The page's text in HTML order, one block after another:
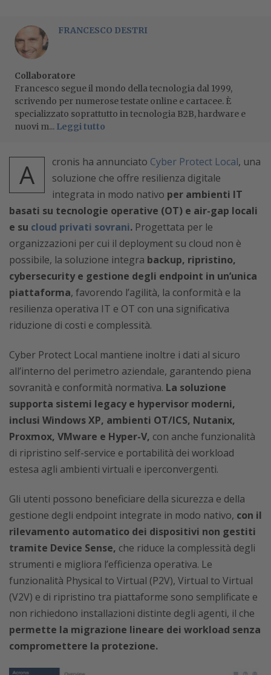
FRANCESCO DESTRI
Collaboratore
Francesco segue il mondo della tecnologia dal 1999,
scrivendo per numerose testate online e cartacee. È
specializzato soprattutto in tecnologia B2B, hardware e
nuovi m... Leggi tutto
A cronis ha annunciato Cyber Protect Local, una
soluzione che offre resilienza digitale
integrata in modo nativo per ambienti IT
basati su tecnologie operative (OT) e air-gap locali
e su cloud privati sovrani. Progettata per le
organizzazioni per cui il deployment su cloud non è
possibile, la soluzione integra backup, ripristino,
cybersecurity e gestione degli endpoint in un’unica
piattaforma, favorendo l’agilità, la conformità e la
resilienza operativa IT e OT con una significativa
riduzione di costi e complessità.
Cyber Protect Local mantiene inoltre i dati al sicuro
all’interno del perimetro aziendale, garantendo piena
sovranità e conformità normativa. La soluzione
supporta sistemi legacy e hypervisor moderni,
inclusi Windows XP, ambienti OT/ICS, Nutanix,
Proxmox, VMware e Hyper-V, con anche funzionalità
di ripristino self-service e portabilità dei workload
estesa agli ambienti virtuali e iperconvergenti.
Gli utenti possono beneficiare della sicurezza e della
gestione degli endpoint integrate in modo nativo, con il
rilevamento automatico dei dispositivi non gestiti
tramite Device Sense, che riduce la complessità degli
strumenti e migliora l’efficienza operativa. Le
funzionalità Physical to Virtual (P2V), Virtual to Virtual
(V2V) e di ripristino tra piattaforme sono semplificate e
non richiedono installazioni distinte degli agenti, il che
permette la migrazione lineare dei workload senza
compromettere la protezione.